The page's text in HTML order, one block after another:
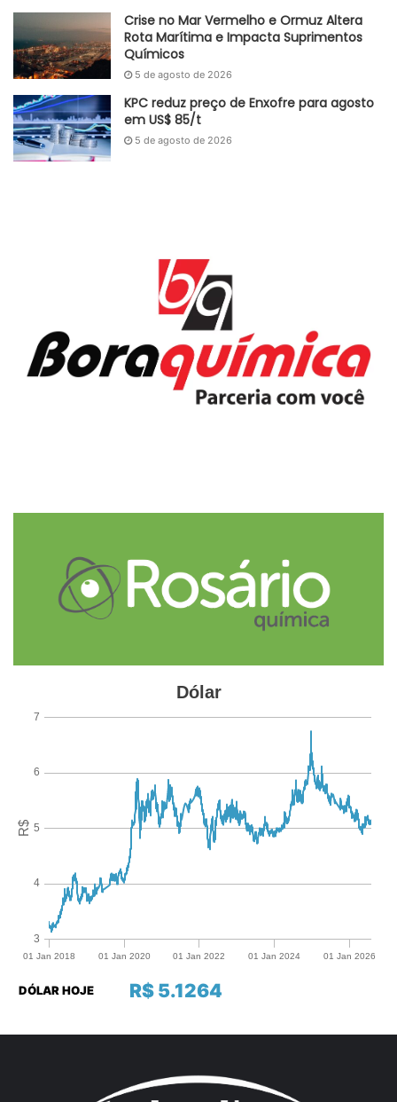
Crise no Mar Vermelho e Ormuz Altera
Rota Marítima e Impacta Suprimentos
Químicos
5 de agosto de 2026
KPC reduz preço de Enxofre para agosto
em US$ 85/t
5 de agosto de 2026
R$ 5.1264
DÓLAR HOJE